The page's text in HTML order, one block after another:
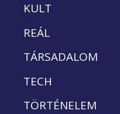
KULT
REÁL
TÁRSADALOM
TECH
TÖRTÉNELEM